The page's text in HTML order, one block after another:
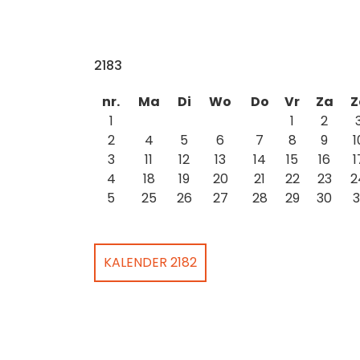
2183
nr.
Ma Di Wo Do Vr Za
1
1 2
2
4 5 6 7 8 9
3
11 12 13 14 15 16
4
18 19 20 21 22 23
5
25 26 27 28 29 30
KALENDER 2182